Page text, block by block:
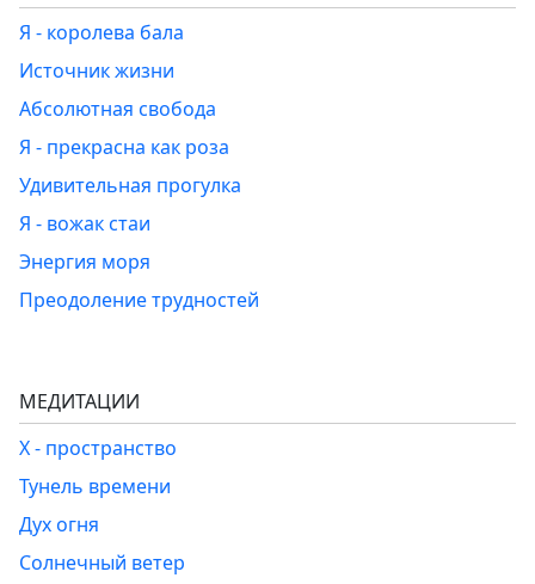
Я - королева бала
Источник жизни
Абсолютная свобода
Я - прекрасна как роза
Удивительная прогулка
Я - вожак стаи
Энергия моря
Преодоление трудностей
МЕДИТАЦИИ
Х - пространство
Тунель времени
Дух огня
Солнечный ветер